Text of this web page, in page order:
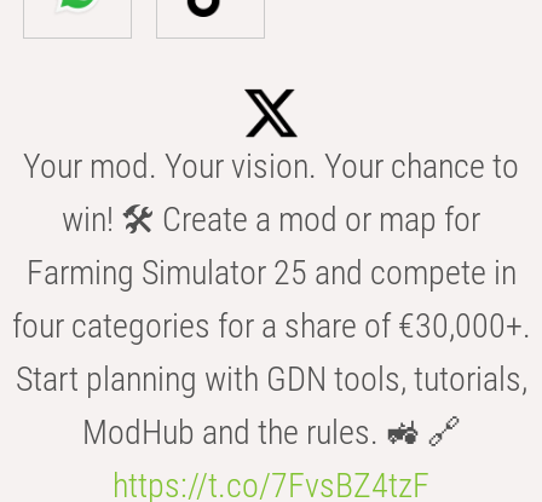
Your mod. Your vision. Your chance to
win! 🛠️ Create a mod or map for
Farming Simulator 25 and compete in
four categories for a share of €30,000+.
Start planning with GDN tools, tutorials,
ModHub and the rules. 🚜 🔗
https://t.co/7FvsBZ4tzF